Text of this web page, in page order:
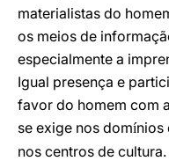
materialistas do
os meios de
especialmente a
Igual presença e
favor do homem com
se exige nos domínios
nos centros de